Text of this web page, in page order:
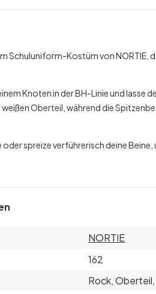
Schuluniform-Kostüm von NORTIE,
Knoten in der BH-Linie und lasse
Oberteil, während die
spreize verführerisch deine
NORTIE
162
Rock, Oberteil,